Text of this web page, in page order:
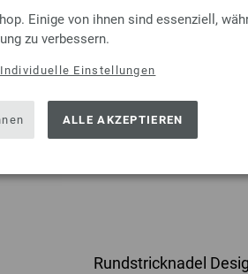
Einige von ihnen sind essenziell,
zu verbessern.
Individuelle Einstellungen
ALLE AKZEPTIEREN
11,50 €
MENGE
Rundstricknadel